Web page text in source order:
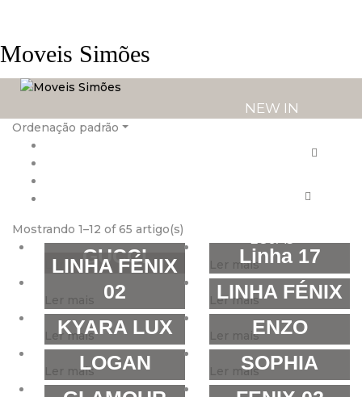
Moveis Simões
NEW IN
LOJAS
Ordenação padrão
Mostrando 1–12 of 65 artigo(s)
Ler maisGUCCI Ler maisLinha 17
Ler mais
LINHA FÉNIX
02
Ler mais
LINHA FÉNIX
Ler mais
KYARA LUX Ler maisENZO
Ler maisLOGAN Ler maisSOPHIA